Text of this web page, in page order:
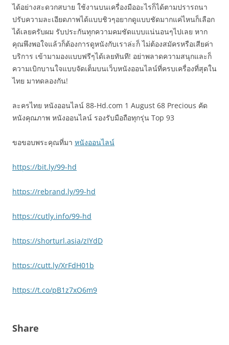
ได้อย่างสะดวกสบาย ใช้งานบนเครื่องมืออะไรก็ได้ตามปรารถนา
ปรับความละเอียดภาพได้แบบชิวๆอยากดูแบบชัดมากแค่ไหนก็เลือก
ได้เลยครับผม รับประกันทุกความคมชัดแบบแน่นอนๆไปเลย หาก
คุณพึงพอใจแล้วก็ต้องการดูหนังกับเราล่ะก็ ไม่ต้องสมัครหรือเสียค่า
บริการ เข้ามามองแบบฟรีๆได้เลยทันที! อย่าพลาดความสนุกและก็
ความเบิกบานใจแบบจัดเต็มบนเว็บหนังออนไลน์ที่ครบเครื่องที่สุดใน
ไทย มาทดลองกัน!
ละครไทย หนังออนไลน์ 88-Hd.com 1 August 68 Precious คัด
หนังคุณภาพ หนังออนไลน์ รองรับมือถือทุกรุ่น Top 93
ขอขอบพระคุณที่มา หนังออนไลน์
https://bit.ly/99-hd
https://rebrand.ly/99-hd
https://cutly.info/99-hd
https://shorturl.asia/zIYdD
https://cutt.ly/XrFdH01b
https://t.co/pB1z7xO6m9
Share